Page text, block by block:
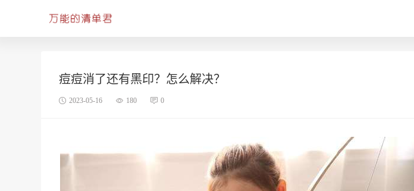
痘痘消了还有黑印？怎么解决？
2023-05-16 180 0